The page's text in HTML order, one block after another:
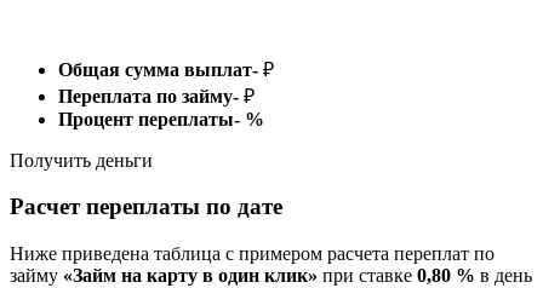
Общая сумма выплат- ₽
Переплата по займу- ₽
Процент переплаты- %
Получить деньги
Расчет переплаты по дате
Ниже приведена таблица с примером расчета переплат по
займу «Займ на карту в один клик» при ставке 0,80 % в день